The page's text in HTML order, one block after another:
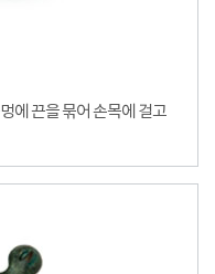
에 끈을 묶어 손목에 걸고